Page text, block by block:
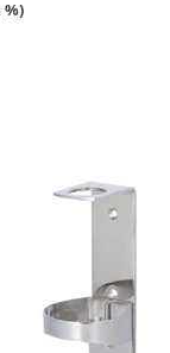
%)